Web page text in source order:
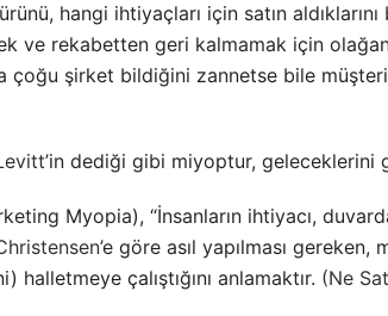
hangi ihtiyaçları için satın
ve rekabetten geri kalmamak için
çoğu şirket bildiğini zannetse bile
’in dediği gibi miyoptur, geleceklerini
Myopia), “İnsanların ihtiyacı,
’e göre asıl yapılması gereken,
çalıştığını anlamaktır. (Ne